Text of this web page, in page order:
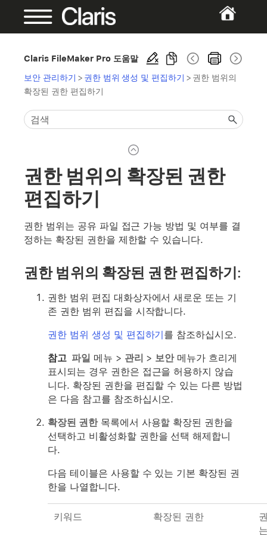
Claris FileMaker Pro 도움말
보안 관리하기 > 권한 범위 생성 및 편집하기 > 권한 범위의
확장된 권한 편집하기
권한 범위의 확장된 권한
편집하기
권한 범위는 공유 파일 접근 가능 방법 및 여부를 결
정하는 확장된 권한을 제한할 수 있습니다.
권한 범위의 확장된 권한 편집하기:
권한 범위 편집 대화상자에서 새로운 또는 기
존 권한 범위 편집을 시작합니다.
권한 범위 생성 및 편집하기를 참조하십시오.
참고 파일 메뉴 > 관리 > 보안메뉴가 흐리게
표시되는 경우 권한은 접근을 허용하지 않습
니다. 확장된 권한을 편집할 수 있는 다른 방법
은 다음 참고를 참조하십시오.
확장된 권한목록에서 사용할 확장된 권한을
선택하고 비활성화할 권한을 선택 해제합니
다.
다음 테이블은 사용할 수 있는 기본 확장된 권
한을 나열합니다.
키워드 확장된 권한